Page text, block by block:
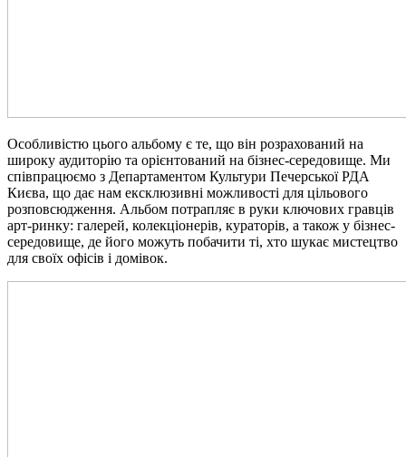
Особливістю цього альбому є те, що він розрахований на
широку аудиторію та орієнтований на бізнес-середовище. Ми
співпрацюємо з Департаментом Культури Печерської РДА
Києва, що дає нам ексклюзивні можливості для цільового
розповсюдження. Альбом потрапляє в руки ключових гравців
арт-ринку: галерей, колекціонерів, кураторів, а також у бізнес-
середовище, де його можуть побачити ті, хто шукає мистецтво
для своїх офісів і домівок.